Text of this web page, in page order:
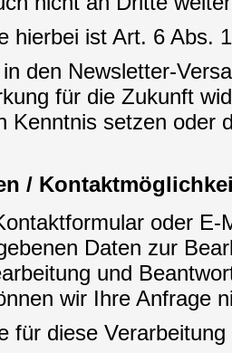
hierbei ist Art. 6 Abs.
den Newsletter-
für die Zukunft
Kenntnis setzen oder
/
oder
Daten zur
und
wir Ihre Anfrage
für diese